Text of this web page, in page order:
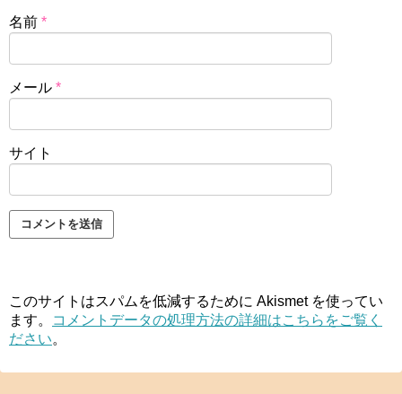
名前 *
メール *
サイト
このサイトはスパムを低減するために Akismet を使ってい
ます。
コメントデータの処理方法の詳細はこちらをご覧く
ださい。